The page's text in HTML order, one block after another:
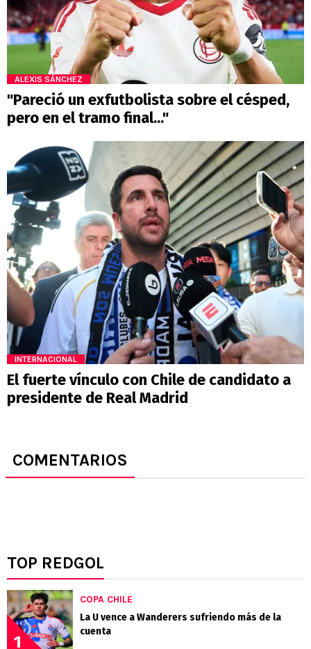
ALEXIS SÁNCHEZ
"Pareció un exfutbolista sobre el césped,
pero en el tramo final..."
INTERNACIONAL
El fuerte vínculo con Chile de candidato a
presidente de Real Madrid
COMENTARIOS
TOP REDGOL
1
COPA CHILE
La U vence a Wanderers sufriendo más de la
cuenta